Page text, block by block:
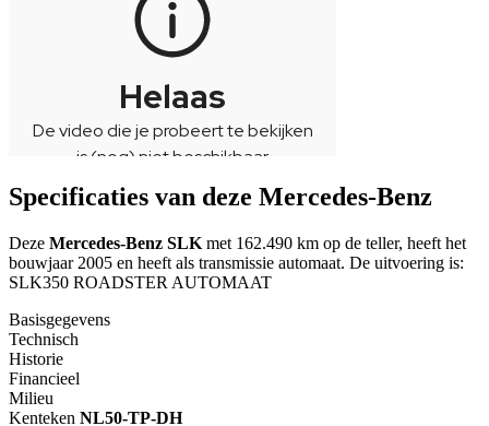
Specificaties van deze Mercedes-Benz
Deze Mercedes-Benz SLK met 162.490 km op de teller, heeft het
bouwjaar 2005 en heeft als transmissie automaat. De uitvoering is:
SLK350 ROADSTER AUTOMAAT
Basisgegevens
Technisch
Historie
Financieel
Milieu
Kenteken NL50-TP-DH